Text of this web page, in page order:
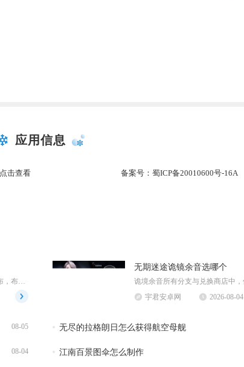
应用信息
点击查看 备案号：蜀ICP备20010600号-16A
08-05
08-04
无期迷途诡镜余音选哪个
宇君安卓网
2026-08-04
无尽的拉格朗日怎么获得航空母舰
江南百景图伞怎么制作